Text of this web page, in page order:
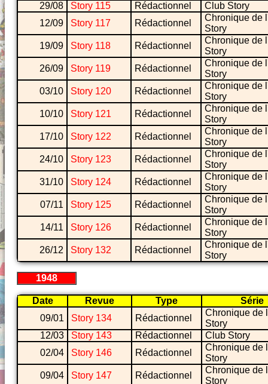
29/08
Story 115 Rédactionnel
Club Story
12/09
Story 117 Rédactionnel
Chronique de
Story
19/09
Story 118 Rédactionnel
Chronique de
Story
26/09
Story 119 Rédactionnel
Chronique de
Story
03/10
Story 120 Rédactionnel
Chronique de
Story
10/10
Story 121 Rédactionnel
Chronique de
Story
17/10
Story 122 Rédactionnel
Chronique de
Story
24/10
Story 123 Rédactionnel
Chronique de
Story
31/10
Story 124 Rédactionnel
Chronique de
Story
07/11
Story 125 Rédactionnel
Chronique de
Story
14/11
Story 126 Rédactionnel
Chronique de
Story
26/12
Story 132 Rédactionnel
Chronique de
Story
1948
Date Revue Type
Série
09/01
Story 134 Rédactionnel
Chronique de
Story
12/03
Story 143 Rédactionnel
Club Story
02/04
Story 146 Rédactionnel
Chronique de
Story
09/04
Story 147 Rédactionnel
Chronique de
Story